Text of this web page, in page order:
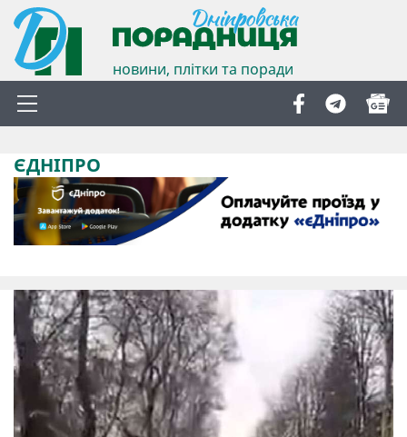
новини, плітки та поради
ЄДНІПРО